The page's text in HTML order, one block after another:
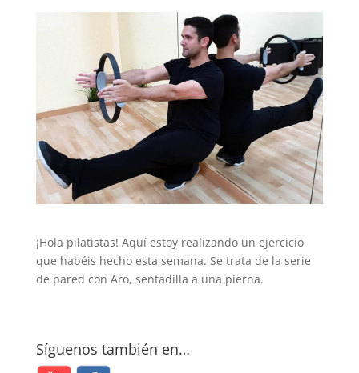
¡Hola pilatistas! Aquí estoy realizando un ejercicio
que habéis hecho esta semana. Se trata de la serie
de pared con Aro, sentadilla a una pierna.
Síguenos también en…